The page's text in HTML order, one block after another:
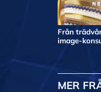
Från
image-
MER